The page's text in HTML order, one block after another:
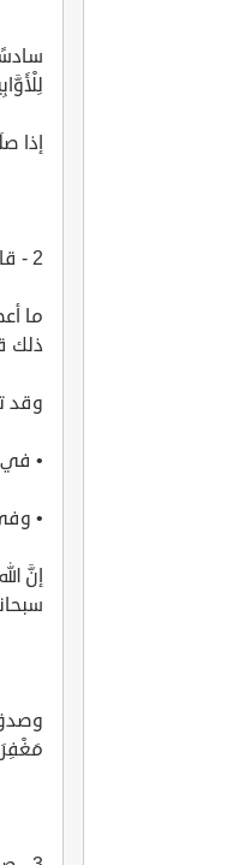
إذا
2 - قال سبحانه: ?هُوَ عَلَيَّ هَيِّنٌ? [مريم: 9]:
ما
ذلك
وقد
• في
•
إنَّ
وصدق